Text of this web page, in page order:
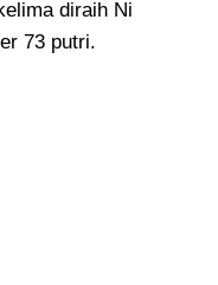
diraih Ni
73 putri.